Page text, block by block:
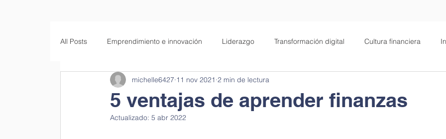
All Posts Emprendimiento e innovación Liderazgo Transformación digital Cultura financiera
Empresas familiares Educación Salud Filosofía
5 ventajas de aprender finanzas
michelle6427 11 nov 2021 2 min de lectura
Actualizado: 5 abr 2022